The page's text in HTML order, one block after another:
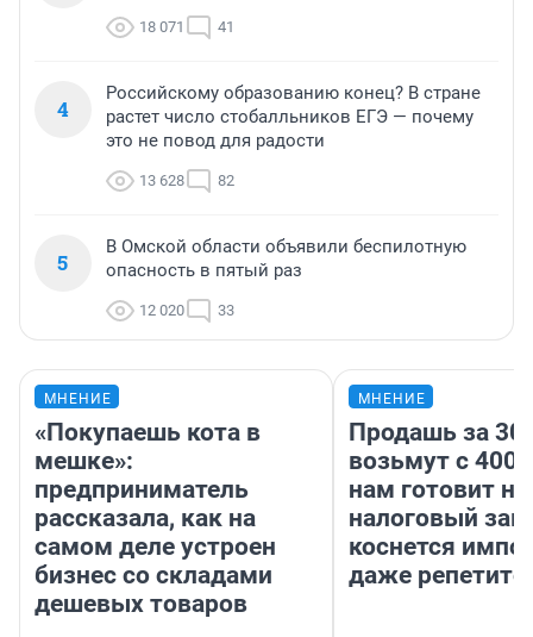
18 071 41
4
Российскому образованию конец? В стране
растет число стобалльников ЕГЭ — почему
это не повод для радости
13 628 82
5
В Омской области объявили беспилотную
опасность в пятый раз
12 020 33
МНЕНИЕ
«Покупаешь кота в
мешке»:
предприниматель
рассказала, как на
самом деле устроен
бизнес со складами
дешевых товаров
МНЕНИЕ
Продашь за
возьмут с
нам готовит
налоговый
коснется
даже